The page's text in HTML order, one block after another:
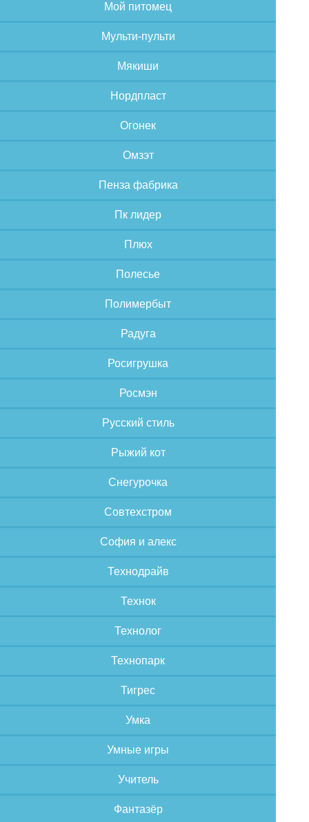
Мой питомец
Мульти-пульти
Мякиши
Нордпласт
Огонек
Омзэт
Пенза фабрика
Пк лидер
Плюх
Полесье
Полимербыт
Радуга
Росигрушка
Росмэн
Русский стиль
Рыжий кот
Снегурочка
Совтехстром
София и алекс
Технодрайв
Технок
Технолог
Технопарк
Тигрес
Умка
Умные игры
Учитель
Фантазёр